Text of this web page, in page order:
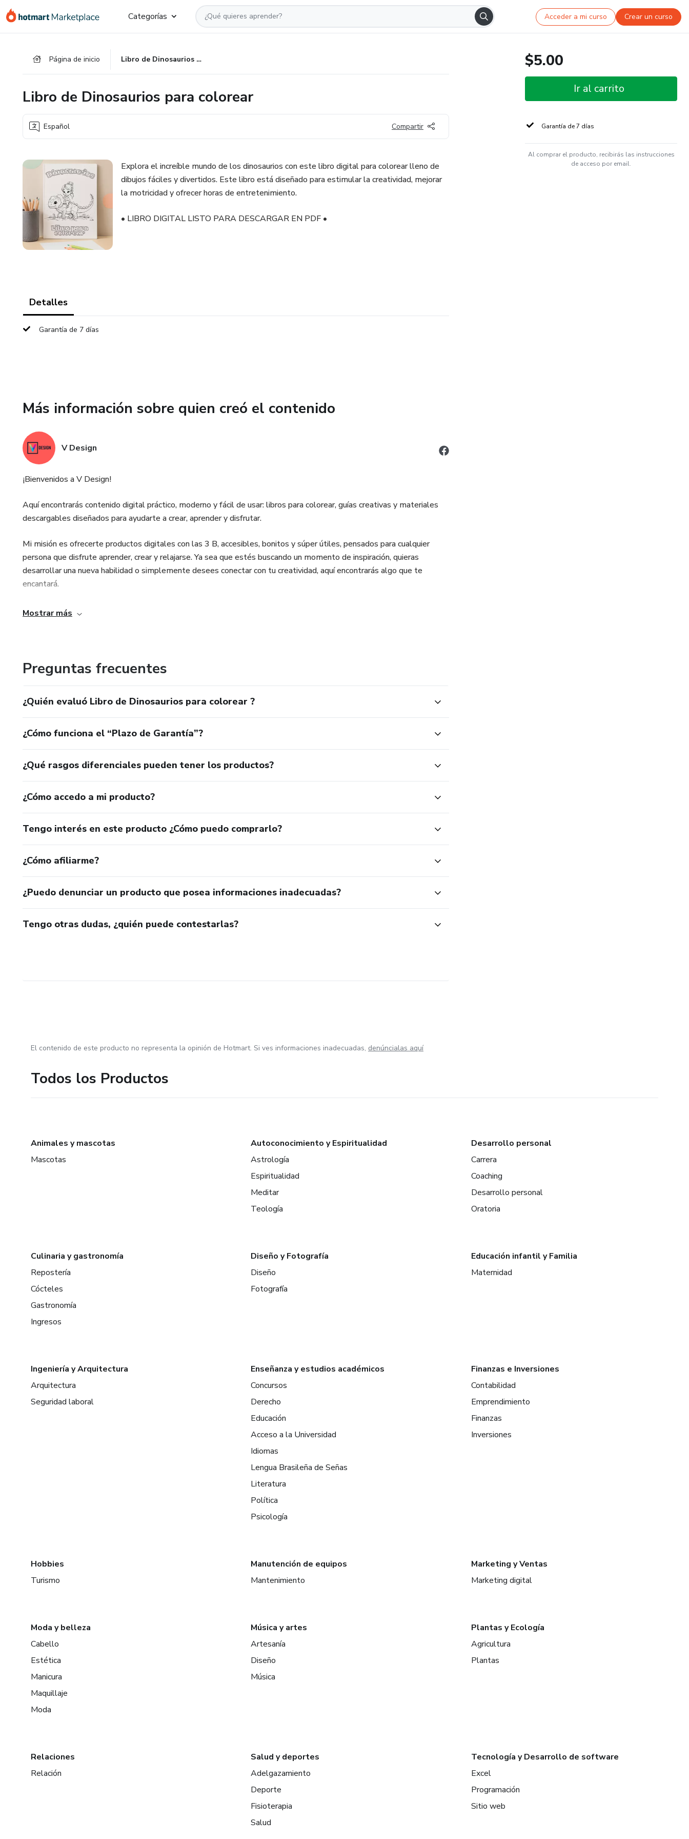
Categorías Acceder a mi curso Crear un curso
Página de inicio Libro de Dinosaurios para colorear
Libro de Dinosaurios para colorear
Español Compartir
Explora el increíble mundo de los dinosaurios con este libro digital para colorear lleno de
dibujos fáciles y divertidos. Este libro está diseñado para estimular la creatividad, mejorar
la motricidad y ofrecer horas de entretenimiento.
• LIBRO DIGITAL LISTO PARA DESCARGAR EN PDF •
Detalles
Garantía de 7 días
Más información sobre quien creó el contenido
V Design
¡Bienvenidos a V Design!
Aquí encontrarás contenido digital práctico, moderno y fácil de usar: libros para colorear, guías creativas y materiales
descargables diseñados para ayudarte a crear, aprender y disfrutar.
Mi misión es ofrecerte productos digitales con las 3 B, accesibles, bonitos y súper útiles, pensados para cualquier
persona que disfrute aprender, crear y relajarse. Ya sea que estés buscando un momento de inspiración, quieras
desarrollar una nueva habilidad o simplemente desees conectar con tu creatividad, aquí encontrarás algo que te
encantará.
Mostrar más
Preguntas frecuentes
¿Quién evaluó Libro de Dinosaurios para colorear ?
¿Cómo funciona el “Plazo de Garantía”?
¿Qué rasgos diferenciales pueden tener los productos?
¿Cómo accedo a mi producto?
Tengo interés en este producto ¿Cómo puedo comprarlo?
¿Cómo afiliarme?
¿Puedo denunciar un producto que posea informaciones inadecuadas?
Tengo otras dudas, ¿quién puede contestarlas?
$5.00
Ir al carrito
Garantía de 7 días
Al comprar el producto, recibirás las instrucciones
de acceso por email.
El contenido de este producto no representa la opinión de Hotmart. Si ves informaciones inadecuadas, denúncialas aquí
Todos los Productos
Animales y mascotas
Mascotas
Autoconocimiento y Espiritualidad
Astrología
Espiritualidad
Meditar
Teología
Desarrollo personal
Carrera
Coaching
Desarrollo personal
Oratoria
Culinaria y gastronomía
Repostería
Cócteles
Gastronomía
Ingresos
Diseño y Fotografía
Diseño
Fotografía
Educación infantil y Familia
Maternidad
Ingeniería y Arquitectura
Arquitectura
Seguridad laboral
Enseñanza y estudios académicos
Concursos
Derecho
Educación
Acceso a la Universidad
Idiomas
Lengua Brasileña de Señas
Literatura
Política
Psicología
Finanzas e Inversiones
Contabilidad
Emprendimiento
Finanzas
Inversiones
Hobbies
Turismo
Manutención de equipos
Mantenimiento
Marketing y Ventas
Marketing digital
Moda y belleza
Cabello
Estética
Manicura
Maquillaje
Moda
Música y artes
Artesanía
Diseño
Música
Plantas y Ecología
Agricultura
Plantas
Relaciones
Relación
Salud y deportes
Adelgazamiento
Deporte
Fisioterapia
Salud
Tecnología y Desarrollo de software
Excel
Programación
Sitio web